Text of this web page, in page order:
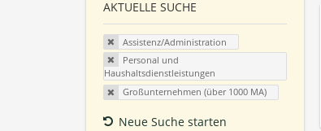
AKTUELLE SUCHE
Assistenz/Administration
Personal und
Haushaltsdienstleistungen
Großunternehmen (über 1000 MA)
Neue Suche starten